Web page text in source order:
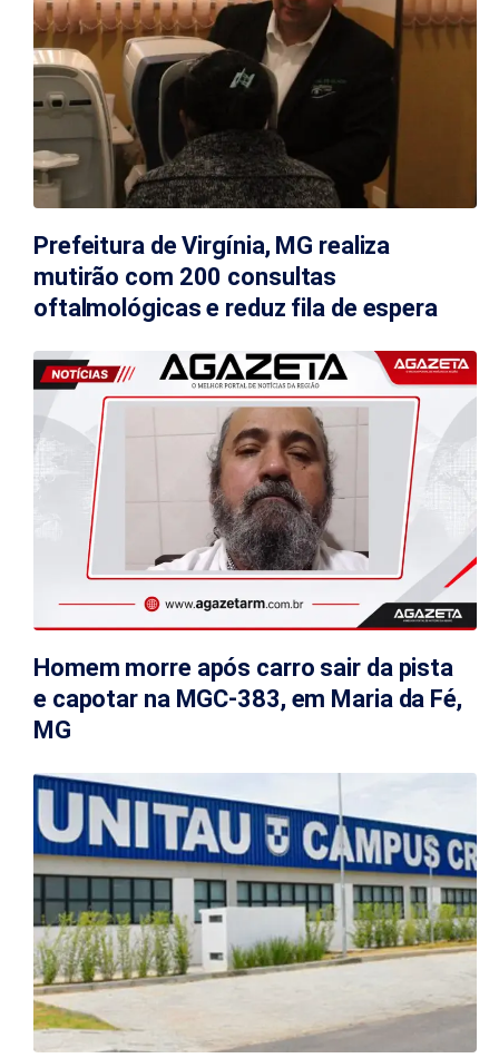
Prefeitura de Virgínia, MG realiza
mutirão com 200 consultas
oftalmológicas e reduz fila de espera
Homem morre após carro sair da pista
e capotar na MGC-383, em Maria da Fé,
MG